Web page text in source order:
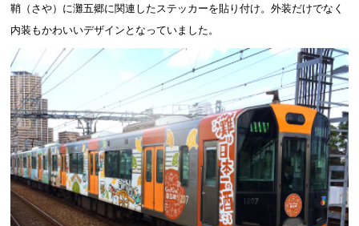
鞘（さや）に灘五郷に関連したステッカーを貼り付け。外装だけでなく
内装もかわいいデザインとなっていました。